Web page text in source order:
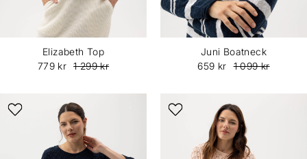
Elizabeth Top
779 kr 1 299 kr
Juni Boatneck
659 kr
1 099 kr